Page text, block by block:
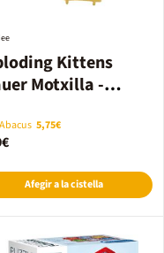
Kittens
Motxilla -
5,75€
Afegir a la cistella